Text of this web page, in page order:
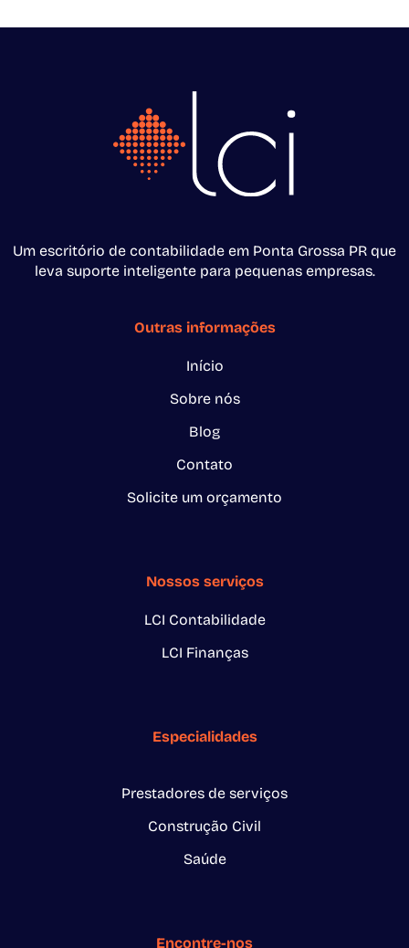
Um escritório de contabilidade em Ponta Grossa PR que
leva suporte inteligente para pequenas empresas.
Outras informações
Início
Sobre nós
Blog
Contato
Solicite um orçamento
Nossos serviços
LCI Contabilidade
LCI Finanças
Especialidades
Prestadores de serviços
Construção Civil
Saúde
Encontre-nos